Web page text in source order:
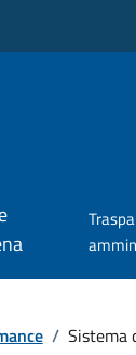
/ Sistema